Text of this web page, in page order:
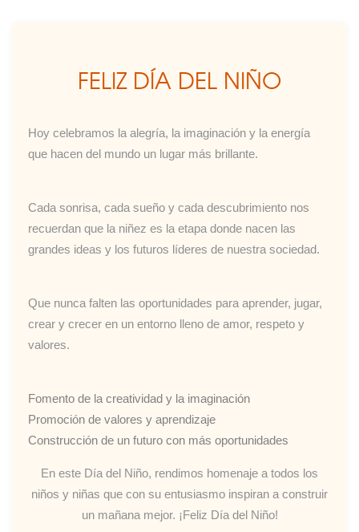
FELIZ DÍA DEL NIÑO
Hoy celebramos la alegría, la imaginación y la energía
que hacen del mundo un lugar más brillante.
Cada sonrisa, cada sueño y cada descubrimiento nos
recuerdan que la niñez es la etapa donde nacen las
grandes ideas y los futuros líderes de nuestra sociedad.
Que nunca falten las oportunidades para aprender, jugar,
crear y crecer en un entorno lleno de amor, respeto y
valores.
Fomento de la creatividad y la imaginación
Promoción de valores y aprendizaje
Construcción de un futuro con más oportunidades
En este Día del Niño, rendimos homenaje a todos los
niños y niñas que con su entusiasmo inspiran a construir
un mañana mejor. ¡Feliz Día del Niño!